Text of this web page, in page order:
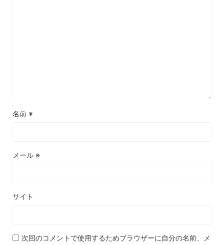
名前 ※
メール ※
サイト
次回のコメントで使用するためブラウザーに自分の名前、メ